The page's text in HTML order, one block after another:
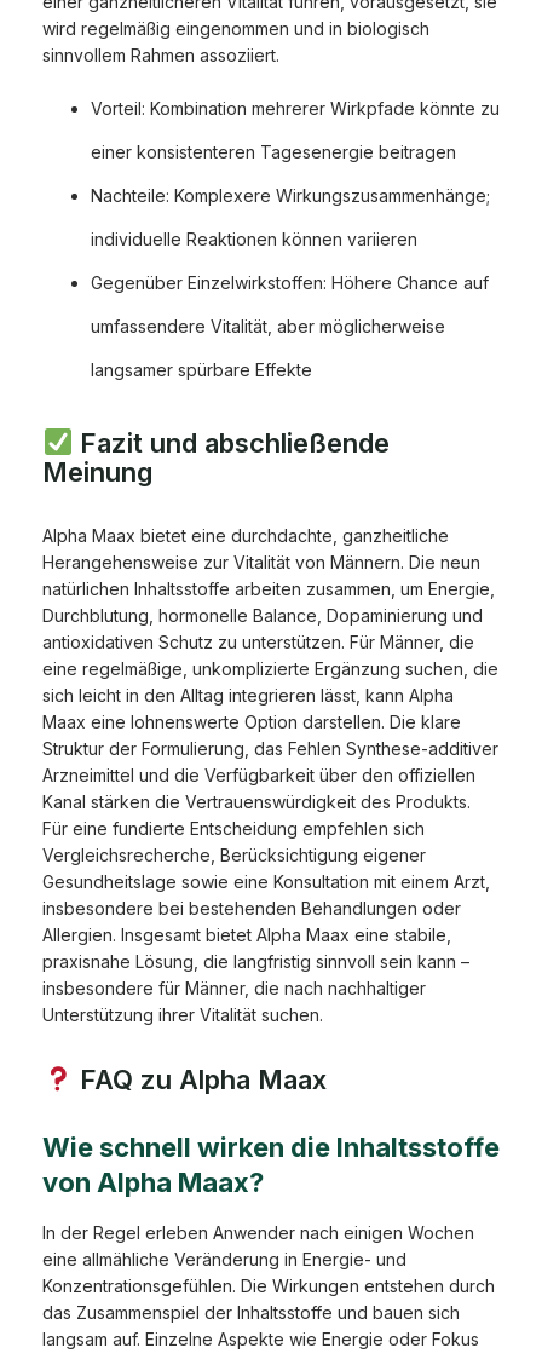
wird regelmäßig eingenommen und in biologisch
sinnvollem Rahmen assoziiert.
Vorteil: Kombination mehrerer Wirkpfade könnte zu
einer konsistenteren Tagesenergie beitragen
Nachteile: Komplexere Wirkungszusammenhänge;
individuelle Reaktionen können variieren
Gegenüber Einzelwirkstoffen: Höhere Chance auf
umfassendere Vitalität, aber möglicherweise
langsamer spürbare Effekte
Fazit und abschließende
Meinung
Alpha Maax bietet eine durchdachte, ganzheitliche
Herangehensweise zur Vitalität von Männern. Die neun
natürlichen Inhaltsstoffe arbeiten zusammen, um Energie,
Durchblutung, hormonelle Balance, Dopaminierung und
antioxidativen Schutz zu unterstützen. Für Männer, die
eine regelmäßige, unkomplizierte Ergänzung suchen, die
sich leicht in den Alltag integrieren lässt, kann Alpha
Maax eine lohnenswerte Option darstellen. Die klare
Struktur der Formulierung, das Fehlen Synthese-additiver
Arzneimittel und die Verfügbarkeit über den offiziellen
Kanal stärken die Vertrauenswürdigkeit des Produkts.
Für eine fundierte Entscheidung empfehlen sich
Vergleichsrecherche, Berücksichtigung eigener
Gesundheitslage sowie eine Konsultation mit einem Arzt,
insbesondere bei bestehenden Behandlungen oder
Allergien. Insgesamt bietet Alpha Maax eine stabile,
praxisnahe Lösung, die langfristig sinnvoll sein kann –
insbesondere für Männer, die nach nachhaltiger
Unterstützung ihrer Vitalität suchen.
FAQ zu Alpha Maax
Wie schnell wirken die Inhaltsstoffe
von Alpha Maax?
In der Regel erleben Anwender nach einigen Wochen
eine allmähliche Veränderung in Energie- und
Konzentrationsgefühlen. Die Wirkungen entstehen durch
das Zusammenspiel der Inhaltsstoffe und bauen sich
langsam auf. Einzelne Aspekte wie Energie oder Fokus